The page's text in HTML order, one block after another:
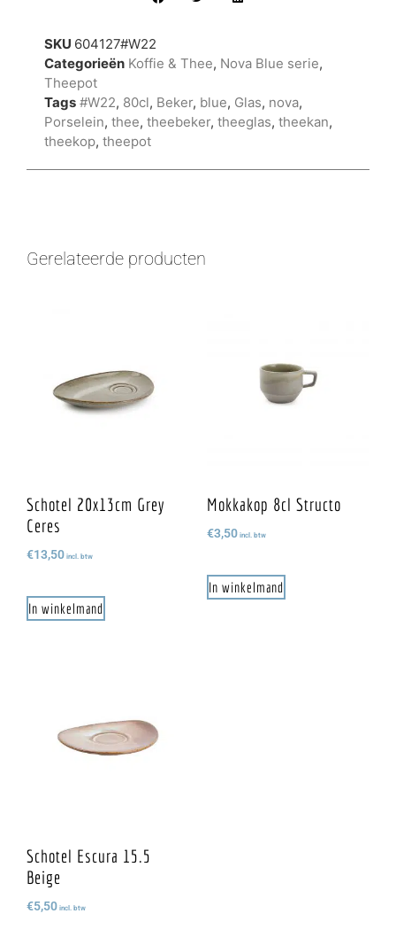
SKU 604127#W22
Categorieën Koffie & Thee, Nova Blue serie,
Theepot
Tags #W22, 80cl, Beker, blue, Glas, nova,
Porselein, thee, theebeker, theeglas, theekan,
theekop, theepot
Gerelateerde producten
Schotel 20x13cm Grey
Ceres
€13,50 incl. btw
In winkelmand
Mokkakop 8cl Structo
€3,50 incl. btw
In winkelmand
Schotel Escura 15.5
Beige
€5,50 incl. btw